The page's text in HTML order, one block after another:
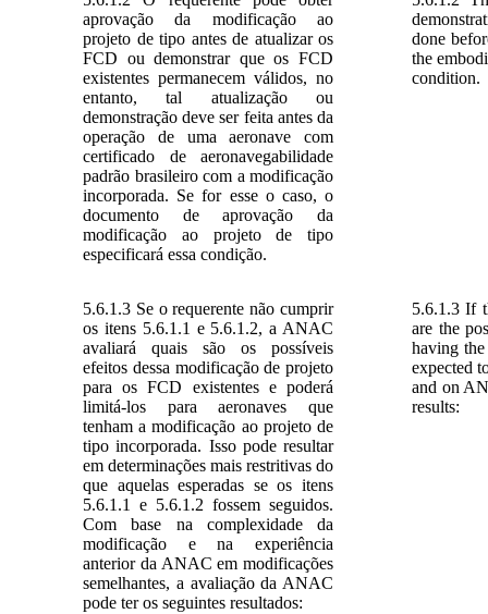
aprovação da modificação ao
projeto de tipo antes de atualizar os
FCD ou demonstrar que os FCD
existentes permanecem válidos, no
entanto, tal atualização ou
demonstração deve ser feita antes da
operação de uma aeronave com
certificado de aeronavegabilidade
padrão brasileiro com a modificação
incorporada. Se for esse o caso, o
documento de aprovação da
modificação ao projeto de tipo
especificará essa condição.
done
the
condition.
5.6.1.3 Se o requerente não cumprir
os itens 5.6.1.1 e 5.6.1.2, a ANAC
avaliará quais são os possíveis
efeitos dessa modificação de projeto
para os FCD existentes e poderá
limitá-los para aeronaves que
tenham a modificação ao projeto de
tipo incorporada. Isso pode resultar
em determinações mais restritivas do
que aquelas esperadas se os itens
5.6.1.1 e 5.6.1.2 fossem seguidos.
Com base na complexidade da
modificação e na experiência
anterior da ANAC em modificações
semelhantes, a avaliação da ANAC
pode ter os seguintes resultados:
5.6.1.3 If
are the
having
expected
and on
results: